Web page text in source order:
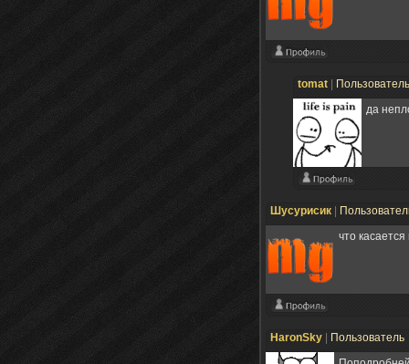
tomat
да
Шусурисик
что
HaronSky Пользователь